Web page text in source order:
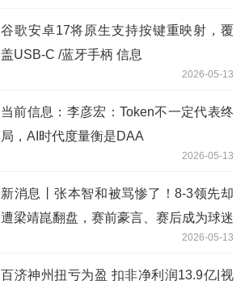
谷歌安卓17将原生支持按键重映射，覆
盖USB-C /蓝牙手柄 信息
2026-05-13
当前信息：李彦宏：Token不一定代表终
局，AI时代度量衡是DAA
2026-05-13
新消息丨张本智和被骂惨了！8-3领先却
遭梁靖崑翻盘，赛前豪言、赛后成为球迷
2026-05-13
百济神州扭亏为盈 扣非净利润13.9亿|视